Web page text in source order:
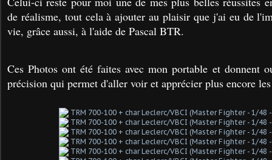
de réalisme, tout cela à ajouter au plaisir que j'ai eu de
vie, grâce aussi, à l'aide de Pascal BTR.
Ces Photos ont été faites avec mon portable et donnent
précision qui permet d'aller voir et apprécier plus encore